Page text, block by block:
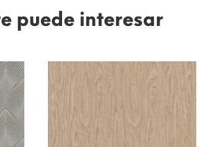
puede interesar